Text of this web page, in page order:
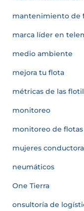
mantenimiento de
marca líder en
medio ambiente
mejora tu flota
métricas de las
monitoreo
monitoreo de flotas
mujeres
neumáticos
One Tierra
onsultoría de